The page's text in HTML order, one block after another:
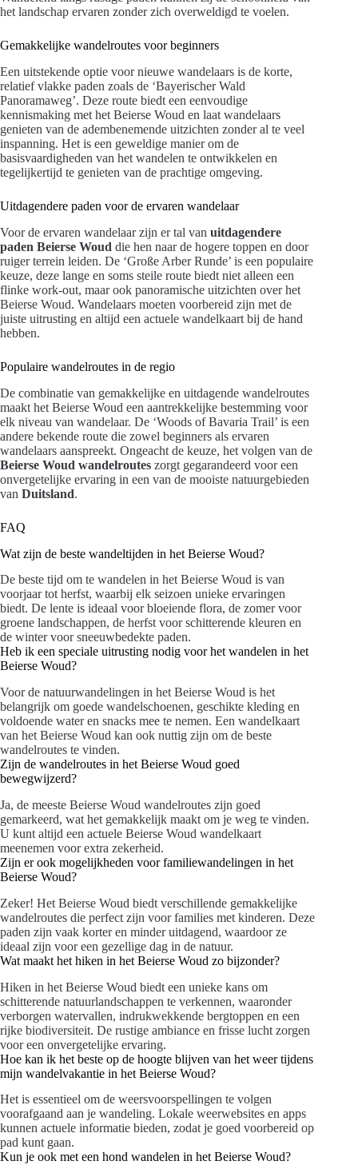
het landschap ervaren zonder zich overweldigd te voelen.
Gemakkelijke wandelroutes voor beginners
Een uitstekende optie voor nieuwe wandelaars is de korte,
relatief vlakke paden zoals de ‘Bayerischer Wald
Panoramaweg’. Deze route biedt een eenvoudige
kennismaking met het Beierse Woud en laat wandelaars
genieten van de adembenemende uitzichten zonder al te veel
inspanning. Het is een geweldige manier om de
basisvaardigheden van het wandelen te ontwikkelen en
tegelijkertijd te genieten van de prachtige omgeving.
Uitdagendere paden voor de ervaren wandelaar
Voor de ervaren wandelaar zijn er tal van uitdagendere
paden Beierse Woud die hen naar de hogere toppen en door
ruiger terrein leiden. De ‘Große Arber Runde’ is een populaire
keuze, deze lange en soms steile route biedt niet alleen een
flinke work-out, maar ook panoramische uitzichten over het
Beierse Woud. Wandelaars moeten voorbereid zijn met de
juiste uitrusting en altijd een actuele wandelkaart bij de hand
hebben.
Populaire wandelroutes in de regio
De combinatie van gemakkelijke en uitdagende wandelroutes
maakt het Beierse Woud een aantrekkelijke bestemming voor
elk niveau van wandelaar. De ‘Woods of Bavaria Trail’ is een
andere bekende route die zowel beginners als ervaren
wandelaars aanspreekt. Ongeacht de keuze, het volgen van de
Beierse Woud wandelroutes zorgt gegarandeerd voor een
onvergetelijke ervaring in een van de mooiste natuurgebieden
van Duitsland.
FAQ
Wat zijn de beste wandeltijden in het Beierse Woud?
De beste tijd om te wandelen in het Beierse Woud is van
voorjaar tot herfst, waarbij elk seizoen unieke ervaringen
biedt. De lente is ideaal voor bloeiende flora, de zomer voor
groene landschappen, de herfst voor schitterende kleuren en
de winter voor sneeuwbedekte paden.
Heb ik een speciale uitrusting nodig voor het wandelen in het
Beierse Woud?
Voor de natuurwandelingen in het Beierse Woud is het
belangrijk om goede wandelschoenen, geschikte kleding en
voldoende water en snacks mee te nemen. Een wandelkaart
van het Beierse Woud kan ook nuttig zijn om de beste
wandelroutes te vinden.
Zijn de wandelroutes in het Beierse Woud goed
bewegwijzerd?
Ja, de meeste Beierse Woud wandelroutes zijn goed
gemarkeerd, wat het gemakkelijk maakt om je weg te vinden.
U kunt altijd een actuele Beierse Woud wandelkaart
meenemen voor extra zekerheid.
Zijn er ook mogelijkheden voor familiewandelingen in het
Beierse Woud?
Zeker! Het Beierse Woud biedt verschillende gemakkelijke
wandelroutes die perfect zijn voor families met kinderen. Deze
paden zijn vaak korter en minder uitdagend, waardoor ze
ideaal zijn voor een gezellige dag in de natuur.
Wat maakt het hiken in het Beierse Woud zo bijzonder?
Hiken in het Beierse Woud biedt een unieke kans om
schitterende natuurlandschappen te verkennen, waaronder
verborgen watervallen, indrukwekkende bergtoppen en een
rijke biodiversiteit. De rustige ambiance en frisse lucht zorgen
voor een onvergetelijke ervaring.
Hoe kan ik het beste op de hoogte blijven van het weer tijdens
mijn wandelvakantie in het Beierse Woud?
Het is essentieel om de weersvoorspellingen te volgen
voorafgaand aan je wandeling. Lokale weerwebsites en apps
kunnen actuele informatie bieden, zodat je goed voorbereid op
pad kunt gaan.
Kun je ook met een hond wandelen in het Beierse Woud?